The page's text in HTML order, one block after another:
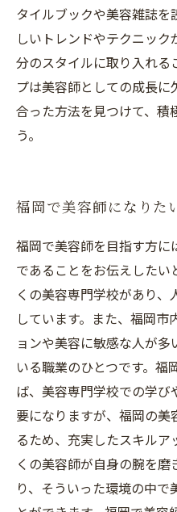
タイルブックや美容雑誌を
しいトレンドやテクニッ
分のスタイルに取り入れる
プは美容師としての成長
合った方法を見つけて、積
う。
福岡で美容師になりた
福岡で美容師を目指す方に
であることをお伝えしたい
くの美容専門学校があり
しています。また、福岡
ョンや美容に敏感な人が
いる職業のひとつです。
ば、美容専門学校での学
要になりますが、福岡の
るため、充実したスキルア
くの美容師が自身の腕を
り、そういった環境の中